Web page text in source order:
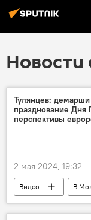
Новости
Тулянцев:
празднование Дня
перспективы
2 мая 2024, 19:32
Видео В
Игорь Тулянцев